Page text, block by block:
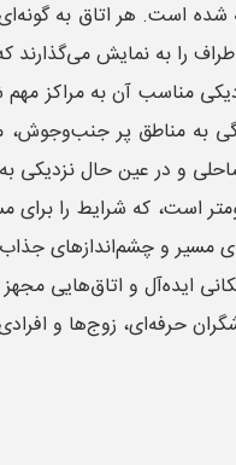
است. هر اتاق به گونه‌ای
را به نمایش می‌گذارند
به مناطق پر
و در عین حال نزدیکی
فاصله این هتل تا فرودگاه میلاس
و چشم‌اندازهای جذاب
ایده‌آل و اتاق‌هایی
حرفه‌ای، زوج‌ها و